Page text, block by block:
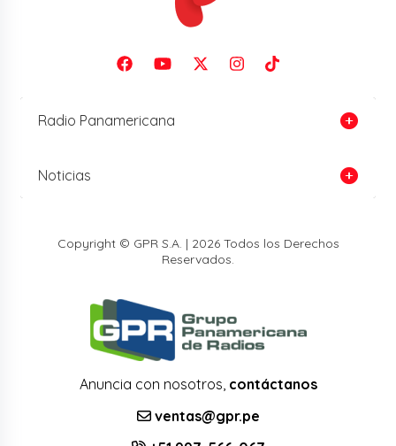
Radio Panamericana
Noticias
Copyright © GPR S.A. | 2026 Todos los Derechos
Reservados.
Anuncia con nosotros, contáctanos
ventas@gpr.pe